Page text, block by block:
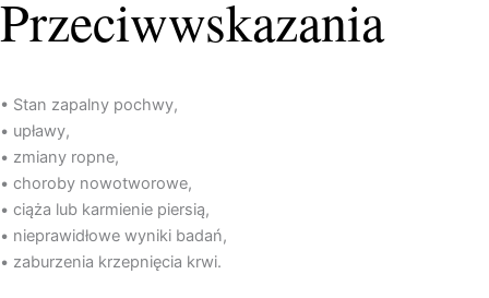
Przeciwwskazania
• Stan zapalny pochwy,
• upławy,
• zmiany ropne,
• choroby nowotworowe,
• ciąża lub karmienie piersią,
• nieprawidłowe wyniki badań,
• zaburzenia krzepnięcia krwi.